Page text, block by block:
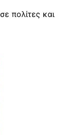
πολίτες και